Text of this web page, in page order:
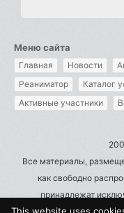
Меню сайта
Главная Новости
Реаниматор
Каталог
Активные участники
Все материалы,
как свободно
принадлежат